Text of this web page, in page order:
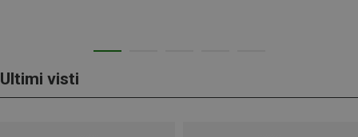
Ultimi visti